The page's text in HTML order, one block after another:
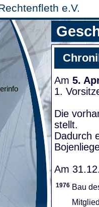
e.V.
Am 5.
1.
Die
stellt.
Dadurch
Am
1976 Bau